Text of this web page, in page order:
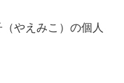
（やえみこ）の個人